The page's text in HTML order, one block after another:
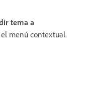
tema a
menú contextual.